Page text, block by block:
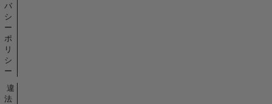
バ
シ
ー
ポ
リ
シ
ー
違
法